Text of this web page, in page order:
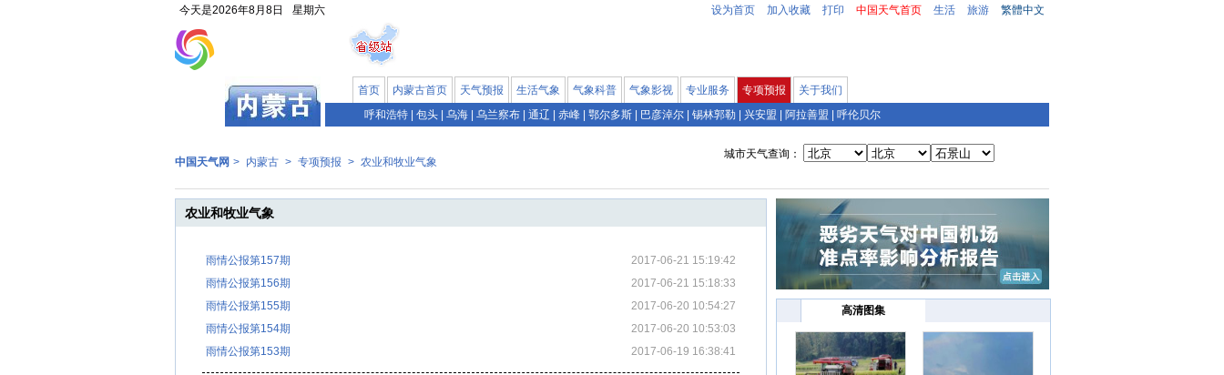
今天是2026年8月8日 星期六 设为首页 加入收藏 打印 中国天气首页 生活 旅游 繁體中文
首页 内蒙古首页 天气预报 生活气象 气象科普 气象影视 专业服务 专项预报
关于我们
呼和浩特
包头 乌海 乌兰察布 通辽 赤峰 鄂尔多斯 巴彦淖尔 锡林郭勒 兴安盟 阿拉善盟 呼伦贝尔
中国天气网 > 内蒙古 > 专项预报 > 农业和牧业气象
城市天气查询：
农业和牧业气象
雨情公报第157期
2017-06-21 15:19:42
雨情公报第156期
2017-06-21 15:18:33
雨情公报第155期
2017-06-20 10:54:27
雨情公报第154期
2017-06-20 10:53:03
雨情公报第153期
2017-06-19 16:38:41
高清图集